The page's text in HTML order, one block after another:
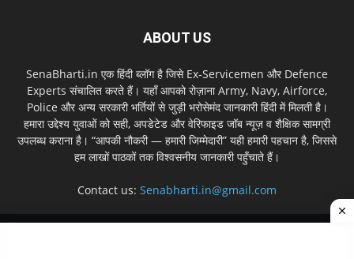
ABOUT US
SenaBharti.in एक हिंदी ब्लॉग है जिसे Ex‑Servicemen और Defence
Experts संचालित करते हैं। यहाँ आपको रोज़ाना Army, Navy, Airforce,
Police और अन्य सरकारी भर्तियों से जुड़ी भरोसेमंद जानकारी हिंदी में मिलती है।
हमारा उद्देश्य युवाओं को सही, अपडेटेड और वेरिफाइड जॉब न्यूज़ व शैक्षिक सामग्री
उपलब्ध कराना है। “आपकी नौकरी — हमारी जिम्मेदारी” यही हमारी पहचान है, जिससे
हम लाखों पाठकों तक विश्वसनीय जानकारी पहुँचाते हैं।
Contact us: Senabharti.in@gmail.com